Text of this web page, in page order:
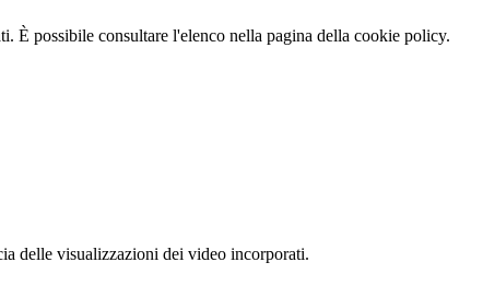
È possibile consultare l'elenco nella pagina della cookie policy.
delle visualizzazioni dei video incorporati.